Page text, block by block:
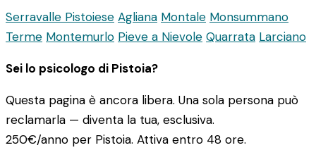
Serravalle Pistoiese Agliana Montale Monsummano
Terme Montemurlo Pieve a Nievole Quarrata Larciano
Sei lo psicologo di Pistoia?
Questa pagina è ancora libera. Una sola persona può
reclamarla — diventa la tua, esclusiva.
250€/anno per Pistoia. Attiva entro 48 ore.